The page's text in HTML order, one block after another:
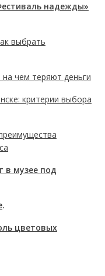
надежды»
выбрать
на чем теряют деньги
критерии выбора
в музее под
.
цветовых